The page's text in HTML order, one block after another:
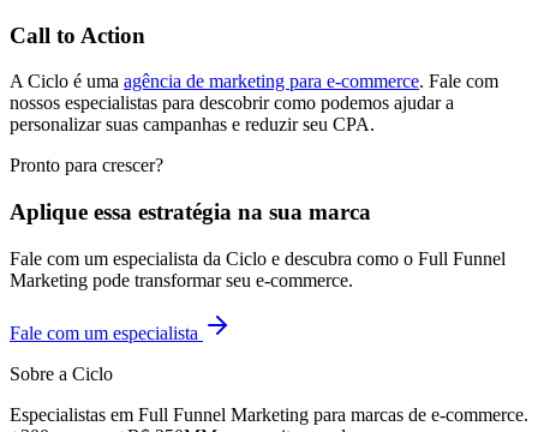
Call to Action
A Ciclo é uma agência de marketing para e-commerce. Fale com
nossos especialistas para descobrir como podemos ajudar a
personalizar suas campanhas e reduzir seu CPA.
Pronto para crescer?
Aplique essa estratégia na sua marca
Fale com um especialista da Ciclo e descubra como o Full Funnel
Marketing pode transformar seu e-commerce.
Fale com um especialista
Sobre a Ciclo
Especialistas em Full Funnel Marketing para marcas de e-commerce.